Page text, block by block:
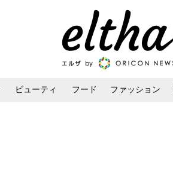
ビューティ フード ファッション